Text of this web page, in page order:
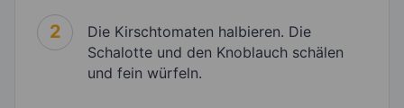
2
Die Kirschtomaten halbieren. Die
Schalotte und den Knoblauch schälen
und fein würfeln.